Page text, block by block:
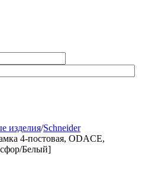
изделия/Schneider
4-постовая, ODACE,
Белый]